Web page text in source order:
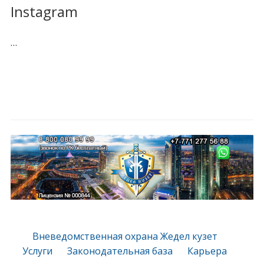
Instagram
…
Вневедомственная охрана Жедел кузет
Услуги
Законодательная база
Карьера